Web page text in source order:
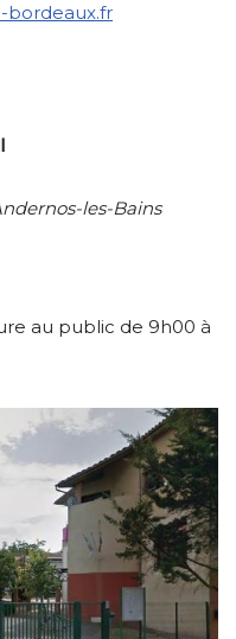
bordeaux.fr
les-Bains
au public de 9h00 à